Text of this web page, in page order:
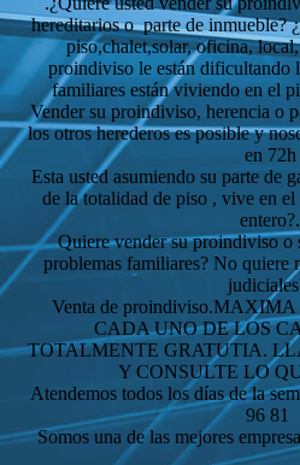
hereditarios o parte de inmueble?
piso,chalet,solar, oficina,
proindiviso le están dificultando
familiares están viviendo en el
Vender su proindiviso, herencia o
los otros herederos es posible y
en 72h
Esta usted asumiendo su parte de
de la totalidad de piso , vive en
entero?.
Quiere vender su proindiviso o
problemas familiares? No quiere
Venta de
CADA UNO DE LOS
TOTALMENTE GRATUTIA.
Y CONSULTE LO
Atendemos todos los días de la
96 81
Somos una de las mejores